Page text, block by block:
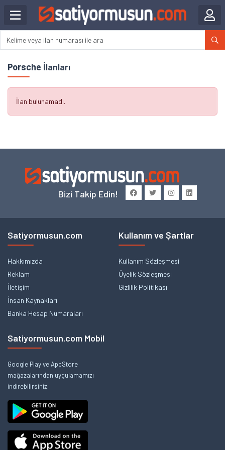
Porsche İlanları
İlan bulunamadı.
Bizi Takip Edin!
Satiyormusun.com
Hakkımızda
Reklam
İletişim
İnsan Kaynakları
Banka Hesap Numaraları
Kullanım ve Şartlar
Kullanım Sözleşmesi
Üyelik Sözleşmesi
Gizlilik Politikası
Satiyormusun.com Mobil
Google Play ve AppStore
mağazalarından uygulamamızı
indirebilirsiniz.